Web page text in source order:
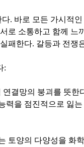
. 바로 모든 가시적
소통하고 함께
패한다. 갈등과 전
:
결망의 붕괴를 뜻한
을 점진적으로 잃
토양의 다양성을 화